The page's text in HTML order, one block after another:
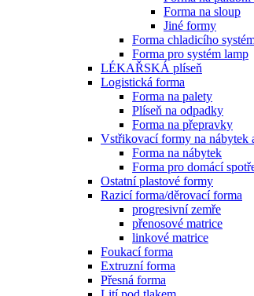
Forma na sloup
Jiné formy
Forma chladicího
Forma pro systém lamp
LÉKAŘSKÁ plíseň
Logistická forma
Forma na palety
Plíseň na odpadky
Forma na přepravky
Vstřikovací formy na nábytek
Forma na nábytek
Forma pro domácí
Ostatní plastové formy
Razicí forma/děrovací forma
progresivní zemře
přenosové matrice
linkové matrice
Foukací forma
Extruzní forma
Přesná forma